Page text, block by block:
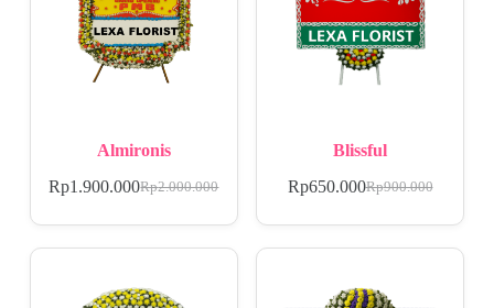
Almironis
Rp2.000.000
Rp1.900.000
Blissful
Rp900.000
Rp650.000